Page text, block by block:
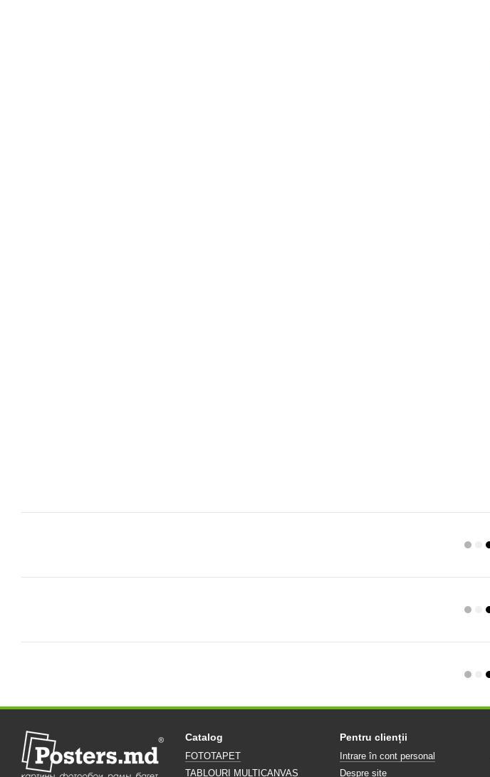
Catalog
FOTOTAPET
TABLOURI MULTICANVAS
Pentru clienții
Intrare în cont personal
Despre site